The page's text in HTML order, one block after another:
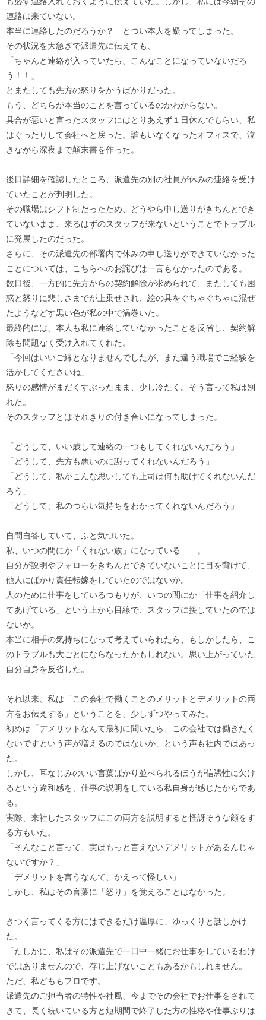
連絡は来ていない。
本当に連絡したのだろうか？ とつい本人を疑ってしまった。
その状況を大急ぎで派遣先に伝えても、
「ちゃんと連絡が入っていたら、こんなことになっていないだろ
う！！」
とまたしても先方の怒りをかうばかりだった。
もう、どちらが本当のことを言っているのかわからない。
具合が悪いと言ったスタッフにはとりあえず１日休んでもらい、私
はぐったりして会社へと戻った。誰もいなくなったオフィスで、泣
きながら深夜まで顛末書を作った。
後日詳細を確認したところ、派遣先の別の社員が休みの連絡を受け
ていたことが判明した。
その職場はシフト制だったため、どうやら申し送りがきちんとでき
ていないまま、来るはずのスタッフが来ないということでトラブル
に発展したのだった。
さらに、その派遣先の部署内で休みの申し送りができていなかった
ことについては、こちらへのお詫びは一言もなかったのである。
数日後、一方的に先方からの契約解除が求められて、またしても困
惑と怒りに悲しさまでが上乗せされ、絵の具をぐちゃぐちゃに混ぜ
たようなどす黒い色が私の中で渦巻いた。
最終的には、本人も私に連絡していなかったことを反省し、契約解
除も問題なく受け入れてくれた。
「今回はいいご縁となりませんでしたが、また違う職場でご経験を
活かしてくださいね」
怒りの感情がまだくすぶったまま、少し冷たく。そう言って私は別
れた。
そのスタッフとはそれきりの付き合いになってしまった。
「どうして、いい歳して連絡の一つもしてくれないんだろう」
「どうして、先方も悪いのに謝ってくれないんだろう」
「どうして、私がこんな思いしても上司は何も助けてくれないんだ
ろう」
「どうして、私のつらい気持ちをわかってくれないんだろう」
自問自答していて、ふと気づいた。
私、いつの間にか「くれない族」になっている……。
自分が説明やフォローをきちんとできていないことに目を背けて、
他人にばかり責任転嫁をしていたのではないか。
人のために仕事をしているつもりが、いつの間にか「仕事を紹介し
てあげている」という上から目線で、スタッフに接していたのでは
ないか。
本当に相手の気持ちになって考えていられたら、もしかしたら、こ
のトラブルも大ごとにならなったかもしれない。思い上がっていた
自分自身を反省した。
それ以来、私は「この会社で働くことのメリットとデメリットの両
方をお伝えする」ということを、少しずつやってみた。
初めは「デメリットなんて最初に聞いたら、この会社では働きたく
ないですという声が増えるのではないか」という声も社内ではあっ
た。
しかし、耳なじみのいい言葉ばかり並べられるほうが信憑性に欠け
るという違和感を、仕事の説明をしている私自身が感じたからであ
る。
実際、来社したスタッフにこの両方を説明すると怪訝そうな顔をす
る方もいた。
「そんなこと言って、実はもっと言えないデメリットがあるんじゃ
ないですか？」
「デメリットを言うなんて、かえって怪しい」
しかし、私はその言葉に「怒り」を覚えることはなかった。
きつく言ってくる方にはできるだけ温厚に、ゆっくりと話しかけ
た。
「たしかに、私はその派遣先で一日中一緒にお仕事をしているわけ
ではありませんので、存じ上げないこともあるかもしれません。
ただ、私どももプロです。
派遣先のご担当者の特性や社風、今までその会社でお仕事をされて
きて、長く続いている方と短期間で終了した方の性格や仕事ぶりは